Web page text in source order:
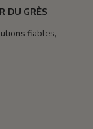
DU GRÈS
fiables,